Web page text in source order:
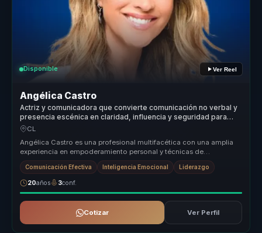
Disponible Ver Reel
Angélica Castro
Actriz y comunicadora que convierte comunicación no verbal y
presencia escénica en claridad, influencia y seguridad para
líderes y voceros.
CL
Angélica Castro es una profesional multifacética con una amplia
experiencia en empoderamiento personal y técnicas de
reprogramación menta...
Comunicación Efectiva Inteligencia Emocional Liderazgo
20años 3conf.
Cotizar Ver Perfil